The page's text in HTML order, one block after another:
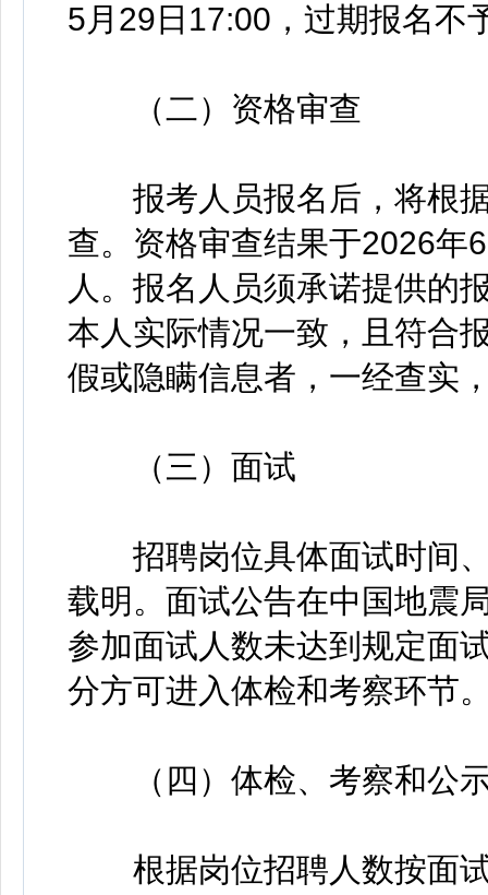
5月29日17:00，过期报名不
（二）资格审查
报考人员报名后，将根据
查。资格审查结果于2026年
人。报名人员须承诺提供的
本人实际情况一致，且符合
假或隐瞒信息者，一经查实
（三）面试
招聘岗位具体面试时间、
载明。面试公告在中国地震
参加面试人数未达到规定面
分方可进入体检和考察环节
（四）体检、考察和公
根据岗位招聘人数按面试